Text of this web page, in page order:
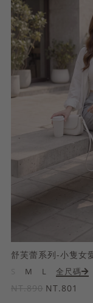
舒芙蕾系列-小隻女
M L 全尺碼
NT.890 NT.801